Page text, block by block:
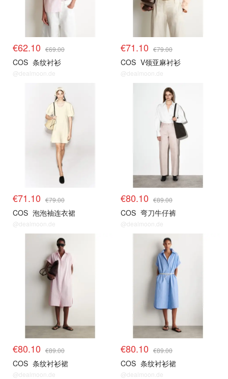
€62.10 €69.00
COS 条纹衬衫
@dealmoon.de
€71.10 €79.00
COS V领亚麻衬衫
@dealmoon.de
€71.10 €79.00
COS 泡泡袖连衣裙
@dealmoon.de
€80.10 €89.00
COS 弯刀牛仔裤
@dealmoon.de
€80.10 €89.00
COS 条纹衬衫裙
@dealmoon.de
€80.10 €89.00
COS 条纹衬衫裙
@dealmoon.de